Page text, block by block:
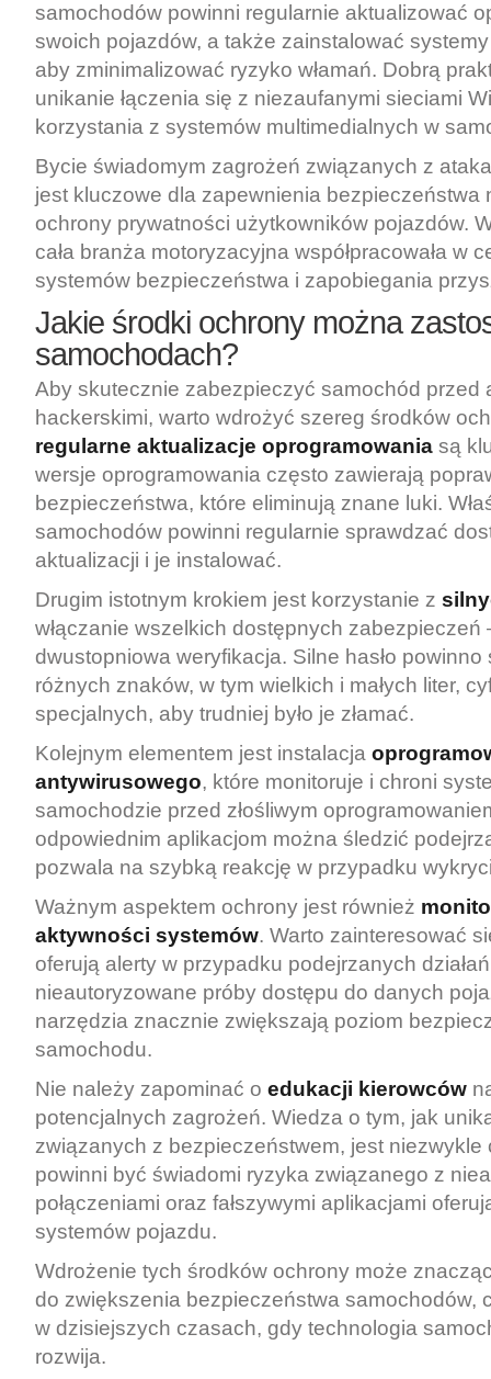
samochodów powinni regularnie aktualizować
swoich pojazdów, a także zainstalować
aby zminimalizować ryzyko włamań. Dobrą
unikanie łączenia się z niezaufanymi sieciami
korzystania z systemów multimedialnych w
Bycie świadomym zagrożeń związanych z
jest kluczowe dla zapewnienia bezpieczeństwa
ochrony prywatności użytkowników pojazdów.
cała branża motoryzacyjna współpracowała w
systemów bezpieczeństwa i zapobiegania
Jakie środki ochrony można
samochodach?
Aby skutecznie zabezpieczyć samochód przed
hackerskimi, warto wdrożyć szereg środków
regularne aktualizacje oprogramowania są
wersje oprogramowania często zawierają
bezpieczeństwa, które eliminują znane luki.
samochodów powinni regularnie sprawdzać
aktualizacji i je instalować.
Drugim istotnym krokiem jest korzystanie z
włączanie wszelkich dostępnych zabezpieczeń
dwustopniowa weryfikacja. Silne hasło powinno
różnych znaków, w tym wielkich i małych liter,
specjalnych, aby trudniej było je złamać.
Kolejnym elementem jest instalacja
antywirusowego, które monitoruje i chroni
samochodzie przed złośliwym
odpowiednim aplikacjom można śledzić
pozwala na szybką reakcję w przypadku
Ważnym aspektem ochrony jest również
aktywności systemów. Warto zainteresować
oferują alerty w przypadku podejrzanych
nieautoryzowane próby dostępu do danych
narzędzia znacznie zwiększają poziom
samochodu.
Nie należy zapominać o edukacji kierowców
potencjalnych zagrożeń. Wiedza o tym, jak
związanych z bezpieczeństwem, jest niezwykle
powinni być świadomi ryzyka związanego z
połączeniami oraz fałszywymi aplikacjami
systemów pojazdu.
Wdrożenie tych środków ochrony może
do zwiększenia bezpieczeństwa samochodów,
w dzisiejszych czasach, gdy technologia
rozwija.